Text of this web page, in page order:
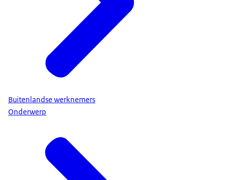
Buitenlandse werknemers
Onderwerp